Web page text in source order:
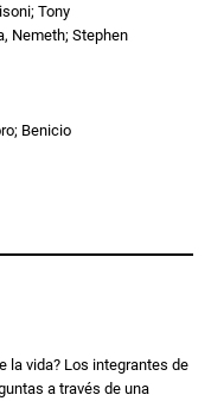
Tony
Nemeth; Stephen
Benicio
la vida? Los integrantes de
a través de una